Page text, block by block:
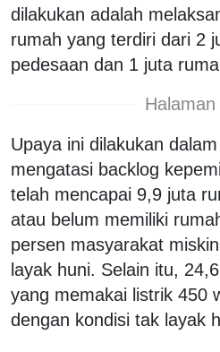
dilakukan adalah
rumah yang terdiri dari 2
pedesaan dan 1 juta
Upaya ini dilakukan
mengatasi backlog
telah mencapai 9,9 juta
atau belum memiliki
persen masyarakat
layak huni. Selain itu,
yang memakai listrik 450
dengan kondisi tak layak